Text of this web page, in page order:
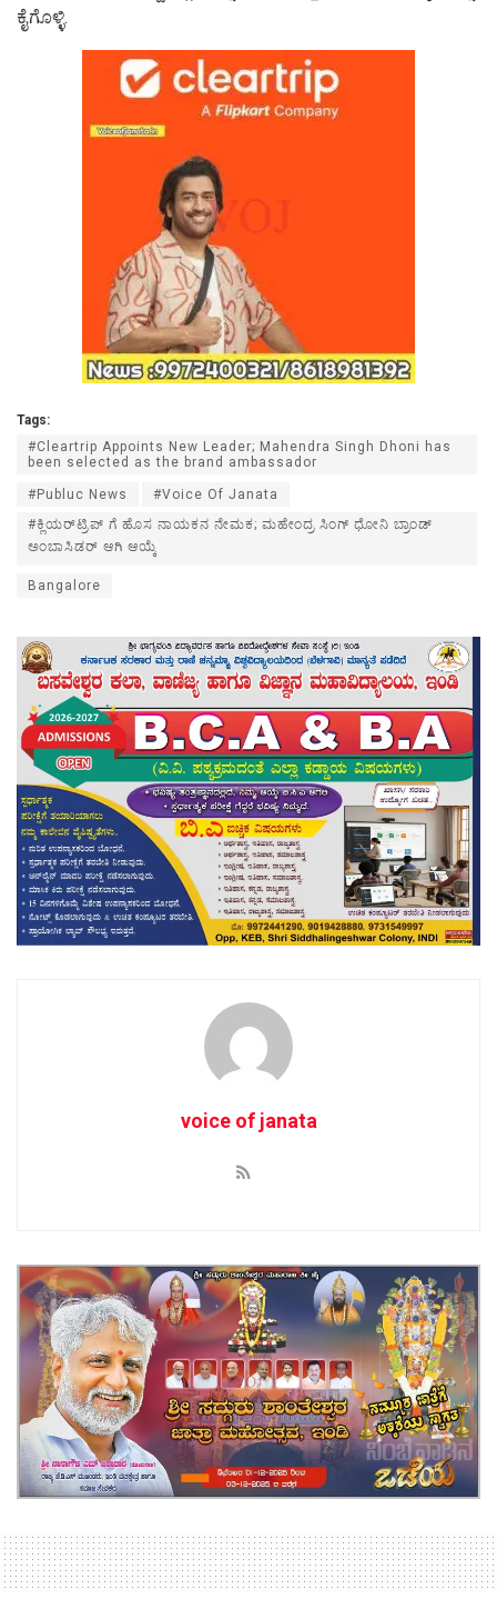
ಕೈಗೊಳ್ಳಿ.
Tags:
#Cleartrip Appoints New Leader; Mahendra Singh Dhoni has
been selected as the brand ambassador
#Publuc News
#Voice Of Janata
#ಕ್ಲಿಯರ್‌ಟ್ರಿಪ್ ಗೆ ಹೊಸ ನಾಯಕನ ನೇಮಕ; ಮಹೇಂದ್ರ ಸಿಂಗ್ ಧೋನಿ ಬ್ರಾಂಡ್
ಅಂಬಾಸಿಡರ್ ಆಗಿ ಆಯ್ಕೆ
Bangalore
voice of janata